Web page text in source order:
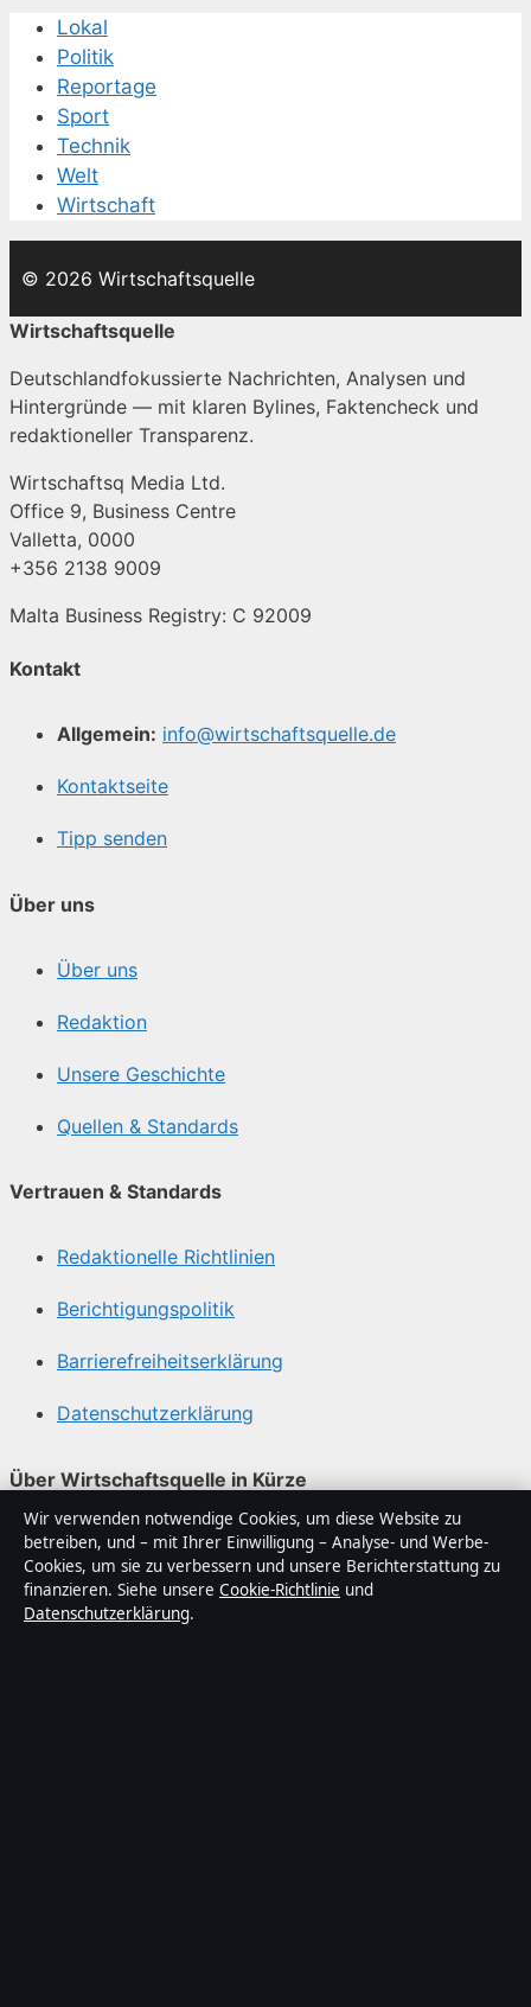
Lokal
Politik
Reportage
Sport
Technik
Welt
Wirtschaft
© 2026 Wirtschaftsquelle
Wirtschaftsquelle
Deutschlandfokussierte Nachrichten, Analysen und
Hintergründe — mit klaren Bylines, Faktencheck und
redaktioneller Transparenz.
Wirtschaftsq Media Ltd.
Office 9, Business Centre
Valletta, 0000
+356 2138 9009
Malta Business Registry: C 92009
Kontakt
Allgemein: info@wirtschaftsquelle.de
Kontaktseite
Tipp senden
Über uns
Über uns
Redaktion
Unsere Geschichte
Quellen & Standards
Vertrauen & Standards
Redaktionelle Richtlinien
Berichtigungspolitik
Barrierefreiheitserklärung
Datenschutzerklärung
Über Wirtschaftsquelle in Kürze
Wirtschaftsquelle ist ein unabhängiger digitaler
Nachrichtenanbieter mit Fokus auf Politik, Wirtschaft,
Technik und Gesellschaft in Deutschland. Jeder Artikel
trägt eine Byline, wird von einem Redakteur geprüft und
Wir verwenden notwendige Cookies, um diese Website zu
betreiben, und – mit Ihrer Einwilligung – Analyse- und Werbe-
Cookies, um sie zu verbessern und unsere Berichterstattung zu
finanzieren. Siehe unsere Cookie-Richtlinie und
Datenschutzerklärung.